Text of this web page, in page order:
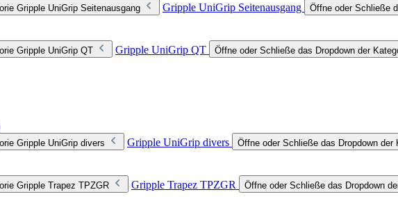
Gripple UniGrip Seitenausgang Gripple UniGrip Seitenausgang Öffne oder Schließe
Gripple UniGrip QT Gripple UniGrip QT Öffne oder Schließe das Dropdown der
Gripple UniGrip divers Gripple UniGrip divers Öffne oder Schließe das Dropdown der
Gripple Trapez TPZGR Gripple Trapez TPZGR Öffne oder Schließe das Dropdown